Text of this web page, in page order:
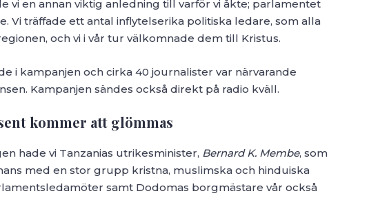
vi en annan viktig anledning till varför vi åkte; parlamentet
Vi träffade ett antal inflytelserika politiska ledare, som alla
och vi i vår tur välkomnade dem till Kristus.
i kampanjen och cirka 40 journalister var närvarande
Kampanjen sändes också direkt på radio kväll.
kommer att glömmas
hade vi Tanzanias utrikesminister, Bernard K. Membe, som
med en stor grupp kristna, muslimska och hinduiska
samt Dodomas borgmästare vår också